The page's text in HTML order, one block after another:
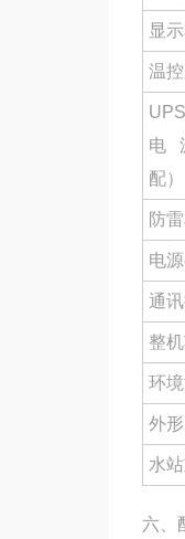
显
温
电
配）
防
电
通
整
环
外
水
六、